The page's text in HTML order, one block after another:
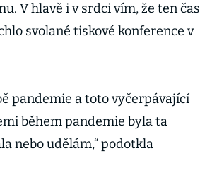
V hlavě i v srdci vím, že ten čas
svolané tiskové konference v
pandemie a toto vyčerpávající
během pandemie byla ta
nebo udělám,“ podotkla